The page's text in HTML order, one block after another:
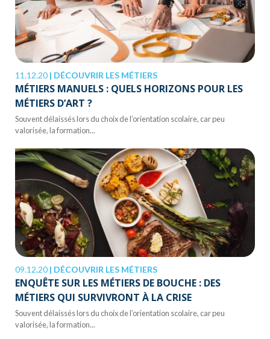
11.12.20 | DÉCOUVRIR LES MÉTIERS
MÉTIERS MANUELS : QUELS HORIZONS POUR LES
MÉTIERS D’ART ?
Souvent délaissés lors du choix de l’orientation scolaire, car peu
valorisée, la formation...
09.12.20 | DÉCOUVRIR LES MÉTIERS
ENQUÊTE SUR LES MÉTIERS DE BOUCHE : DES
MÉTIERS QUI SURVIVRONT À LA CRISE
Souvent délaissés lors du choix de l’orientation scolaire, car peu
valorisée, la formation...